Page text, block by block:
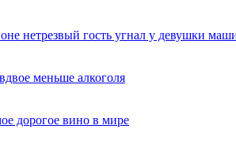
нетрезвый гость угнал у девушки
меньше алкоголя
дорогое вино в мире